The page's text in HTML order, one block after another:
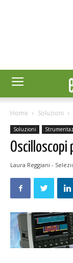
Home Soluzioni
Soluzioni
Oscilloscopi
Laura Reggiani -